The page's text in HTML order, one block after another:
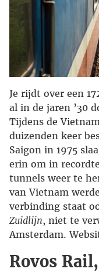
Je rijdt over een
al in de jaren ’30
Tijdens de
duizenden keer
Saigon in 1975
erin om in
tunnels weer te
van Vietnam
verbinding staat
Zuidlijn, niet te
Amsterdam.
Rovos